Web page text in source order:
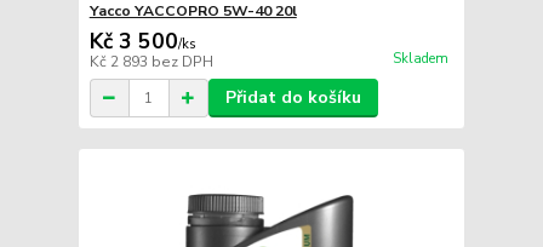
Yacco YACCOPRO 5W-40 20l
Kč 3 500/ks
Kč 2 893 bez DPH Skladem
Přidat do košíku